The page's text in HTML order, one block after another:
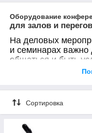
Оборудование
для залов и
На деловых
и семинарах важно
общаться и быть
связь имеет
и объединяться
Для конференц-
и переговорных
точно не менее
кондиционирования.
Сортировка